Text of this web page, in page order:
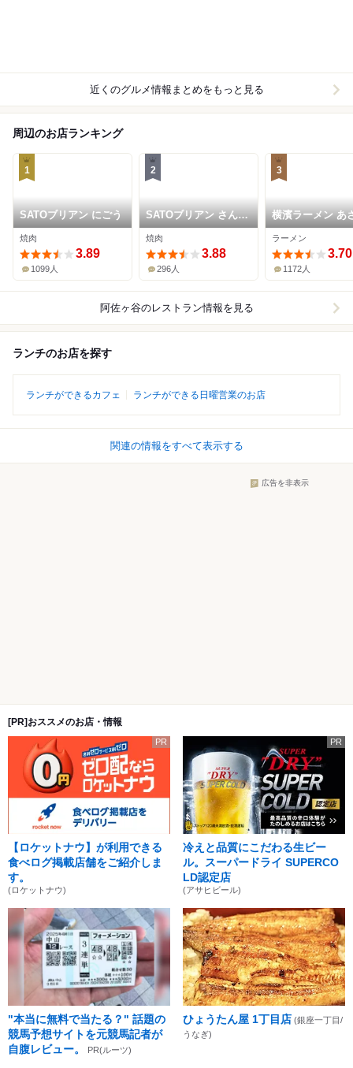
近くのグルメ情報まとめをもっと見る
周辺のお店ランキング
1
SATOブリアン にごう
焼肉
3.89
1099人
2
SATOブリアン さんご
う
焼肉
3.88
296人
3
横濱ラーメン あ
家 本店
ラーメン
3.70
1172人
阿佐ヶ谷のレストラン情報を見る
ランチのお店を探す
ランチができるカフェ ランチができる日曜営業のお店
関連の情報をすべて表示する
広告を非表示
[PR]おススメのお店・情報
PR
【ロケットナウ】が利用できる
食べログ掲載店舗をご紹介しま
す。
(ロケットナウ)
PR
冷えと品質にこだわる生ビー
ル。スーパードライ SUPERCO
LD認定店
(アサヒビール)
"本当に無料で当たる？" 話題の
競馬予想サイトを元競馬記者が
自腹レビュー。
PR(ルーツ)
ひょうたん屋 1丁目店 (銀座一丁目/
うなぎ)